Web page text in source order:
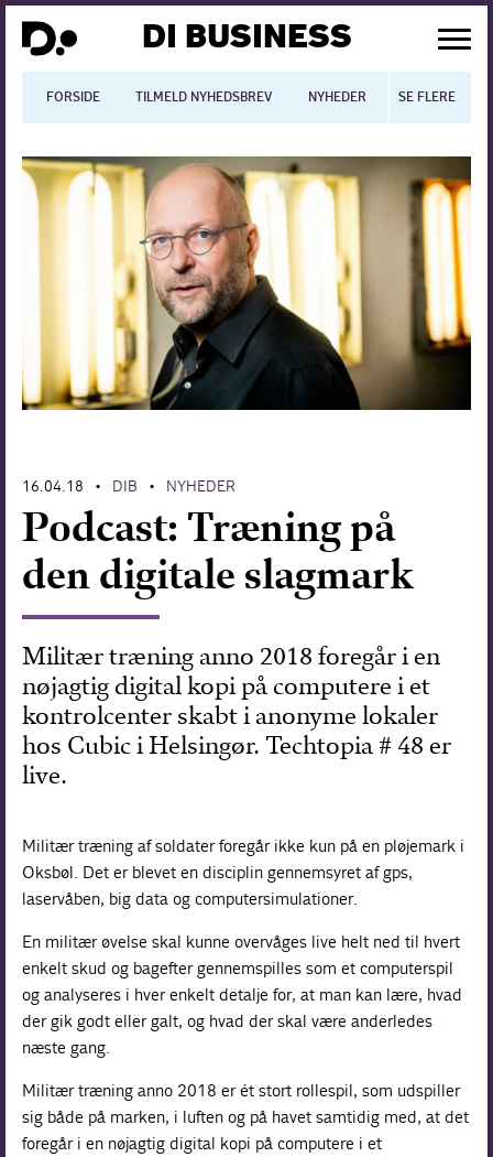
DI BUSINESS
FORSIDE TILMELD NYHEDSBREV NYHEDER BLOGS
SE FLERE
Dansk økonomi
Digitalisering
International økonomi
Arbejdsmiljø
Arbejdsmarkedet
Europapolitik
Forskning
16.04.18 • DIB • NYHEDER
Podcast: Træning på
den digitale slagmark
Militær træning anno 2018 foregår i en
nøjagtig digital kopi på computere i et
kontrolcenter skabt i anonyme lokaler
hos Cubic i Helsingør. Techtopia # 48 er
live.
Militær træning af soldater foregår ikke kun på en pløjemark i
Oksbøl. Det er blevet en disciplin gennemsyret af gps,
laservåben, big data og computersimulationer.
En militær øvelse skal kunne overvåges live helt ned til hvert
enkelt skud og bagefter gennemspilles som et computerspil
og analyseres i hver enkelt detalje for, at man kan lære, hvad
der gik godt eller galt, og hvad der skal være anderledes
næste gang.
Militær træning anno 2018 er ét stort rollespil, som udspiller
sig både på marken, i luften og på havet samtidig med, at det
foregår i en nøjagtig digital kopi på computere i et